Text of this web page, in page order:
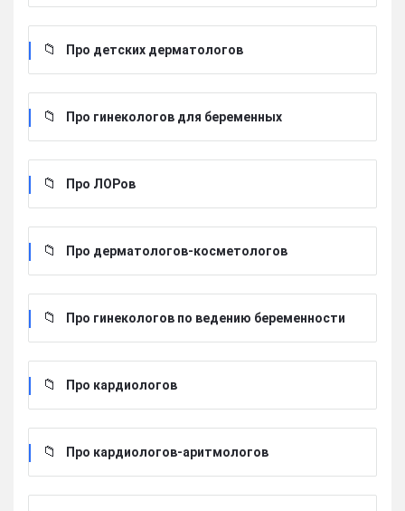
Про детских дерматологов
Про гинекологов для беременных
Про ЛОРов
Про дерматологов-косметологов
Про гинекологов по ведению беременности
Про кардиологов
Про кардиологов-аритмологов